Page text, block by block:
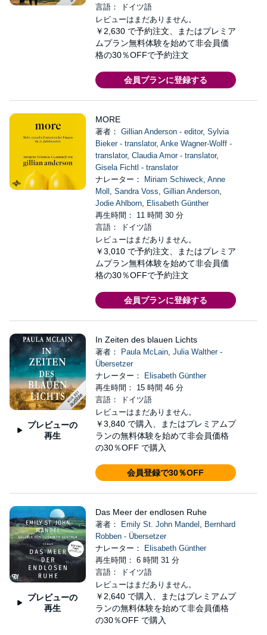
言語： ドイツ語
レビューはまだありません。
￥2,630 で予約注文、またはプレミア
ムプラン無料体験を始めて非会員価
格の30％OFFで予約注文
会員プランに登録する
MORE
著者： Gillian Anderson - editor, Sylvia
Bieker - translator, Anke Wagner-Wolff -
translator, Claudia Amor - translator,
Gisela Fichtl - translator
ナレーター：
Miriam Schiweck, Anne
Moll , Sandra Voss, Gillian Anderson,
Jodie Ahlborn, Elisabeth Günther
再生時間： 11 時間 30 分
言語： ドイツ語
レビューはまだありません。
￥3,010 で予約注文、またはプレミア
ムプラン無料体験を始めて非会員価
格の30％OFFで予約注文
会員プランに登録する
プレビューの
再生
In Zeiten des blauen Lichts
著者： Paula McLain, Julia Walther -
Übersetzer
ナレーター：
Elisabeth Günther
再生時間： 15 時間 46 分
言語： ドイツ語
レビューはまだありません。
￥3,840 で購入、またはプレミアムプ
ランの無料体験を始めて非会員価格
の30％OFF で購入
会員登録で30％OFF
プレビューの
再生
Das Meer der endlosen Ruhe
著者： Emily St. John Mandel , Bernhard
Robben - Übersetzer
ナレーター：
Elisabeth Günther
再生時間： 6 時間 31 分
言語： ドイツ語
レビューはまだありません。
￥2,640 で購入、またはプレミアムプ
ランの無料体験を始めて非会員価格
の30％OFF で購入